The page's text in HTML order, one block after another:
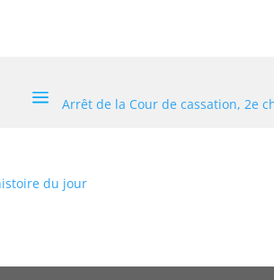
Arrêt de la Cour de cassation, 2e
du jour